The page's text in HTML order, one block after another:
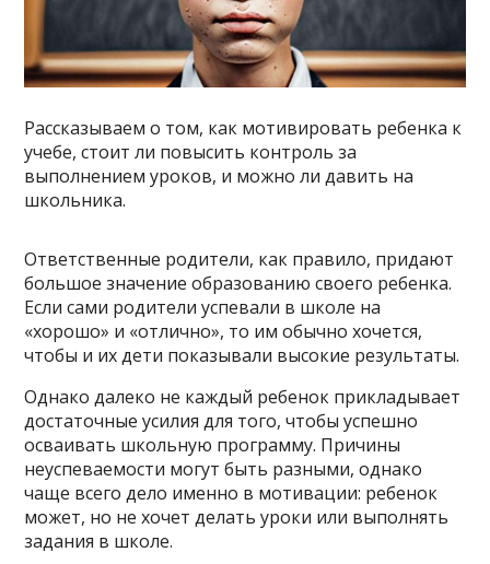
Рассказываем о том, как мотивировать ребенка к
учебе, стоит ли повысить контроль за
выполнением уроков, и можно ли давить на
школьника.
Ответственные родители, как правило, придают
большое значение образованию своего ребенка.
Если сами родители успевали в школе на
«хорошо» и «отлично», то им обычно хочется,
чтобы и их дети показывали высокие результаты.
Однако далеко не каждый ребенок прикладывает
достаточные усилия для того, чтобы успешно
осваивать школьную программу. Причины
неуспеваемости могут быть разными, однако
чаще всего дело именно в мотивации: ребенок
может, но не хочет делать уроки или выполнять
задания в школе.